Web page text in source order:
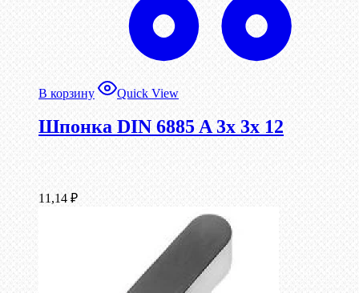
В корзину Quick View
Шпонка DIN 6885 A 3x 3x 12
11,14 ₽